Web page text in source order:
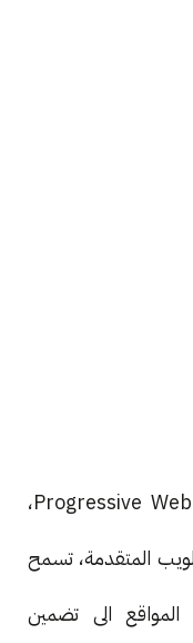
الـ PWA هي إختصار لعبارة Progressive Web Apps،
المتقدمة، تسمح
الى تضمين